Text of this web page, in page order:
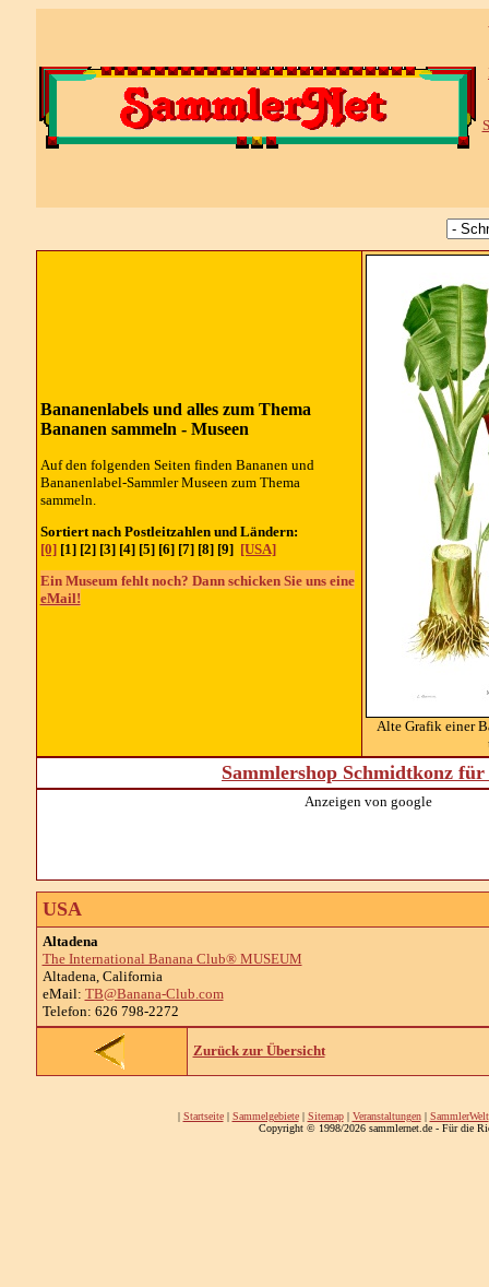
Bananenlabels und alles zum Thema
Bananen sammeln - Museen
Auf den folgenden Seiten finden Bananen und
Bananenlabel-Sammler Museen zum Thema
sammeln.
Sortiert nach Postleitzahlen und Ländern:
[0][1] [2] [3] [4] [5] [6] [7] [8] [9] [USA]
Ein Museum fehlt noch? Dann schicken Sie uns eine
eMail!
Alte Grafik einer
Sammlershop Schmidtkonz
Anzeigen von google
USA
Altadena
The International Banana Club® MUSEUM
Altadena, California
eMail: TB@Banana-Club.com
Telefon: 626 798-2272
Zurück zur Übersicht
| Startseite| Sammelgebiete| Sitemap| Veranstaltungen| SammlerWelt
Copyright © 1998/2026 sammlernet.de - Für die